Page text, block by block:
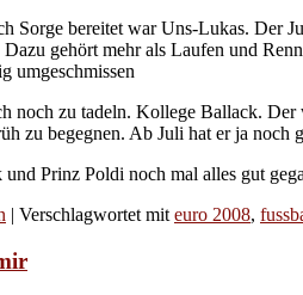
Sorge bereitet war Uns-Lukas. Der
gehört mehr als Laufen und
umgeschmissen
noch zu tadeln. Kollege Ballack.
zu begegnen. Ab Juli hat er ja noch
Prinz Poldi noch mal alles gut
| Verschlagwortet mit euro 2008,